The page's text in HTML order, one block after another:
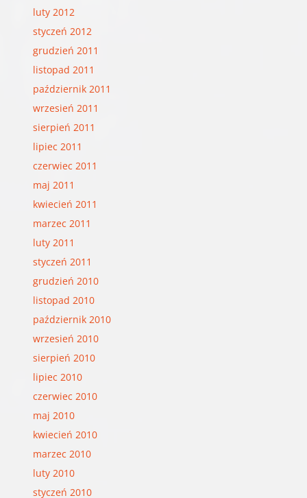
luty 2012
styczeń 2012
grudzień 2011
listopad 2011
październik 2011
wrzesień 2011
sierpień 2011
lipiec 2011
czerwiec 2011
maj 2011
kwiecień 2011
marzec 2011
luty 2011
styczeń 2011
grudzień 2010
listopad 2010
październik 2010
wrzesień 2010
sierpień 2010
lipiec 2010
czerwiec 2010
maj 2010
kwiecień 2010
marzec 2010
luty 2010
styczeń 2010